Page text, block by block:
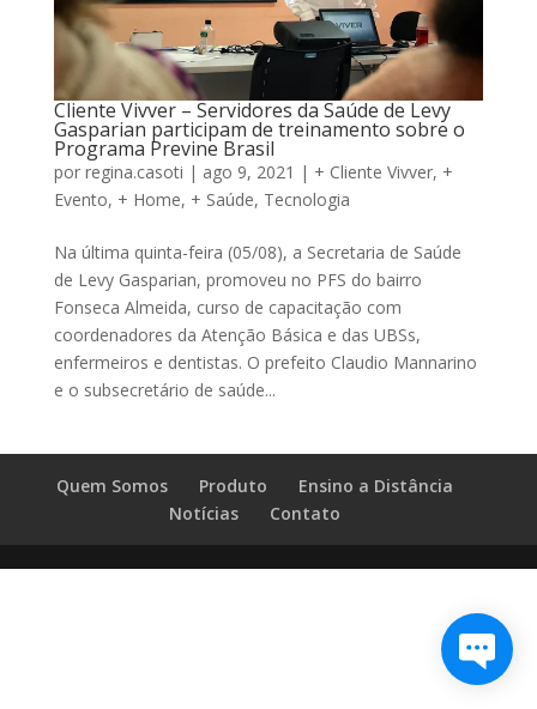
Cliente Vivver – Servidores da Saúde de Levy
Gasparian participam de treinamento sobre o
Programa Previne Brasil
por regina.casoti | ago 9, 2021 | + Cliente Vivver, +
Evento, + Home, + Saúde, Tecnologia
Na última quinta-feira (05/08), a Secretaria de Saúde
de Levy Gasparian, promoveu no PFS do bairro
Fonseca Almeida, curso de capacitação com
coordenadores da Atenção Básica e das UBSs,
enfermeiros e dentistas. O prefeito Claudio Mannarino
e o subsecretário de saúde...
Quem Somos Produto
Ensino a Distância
Notícias
Contato